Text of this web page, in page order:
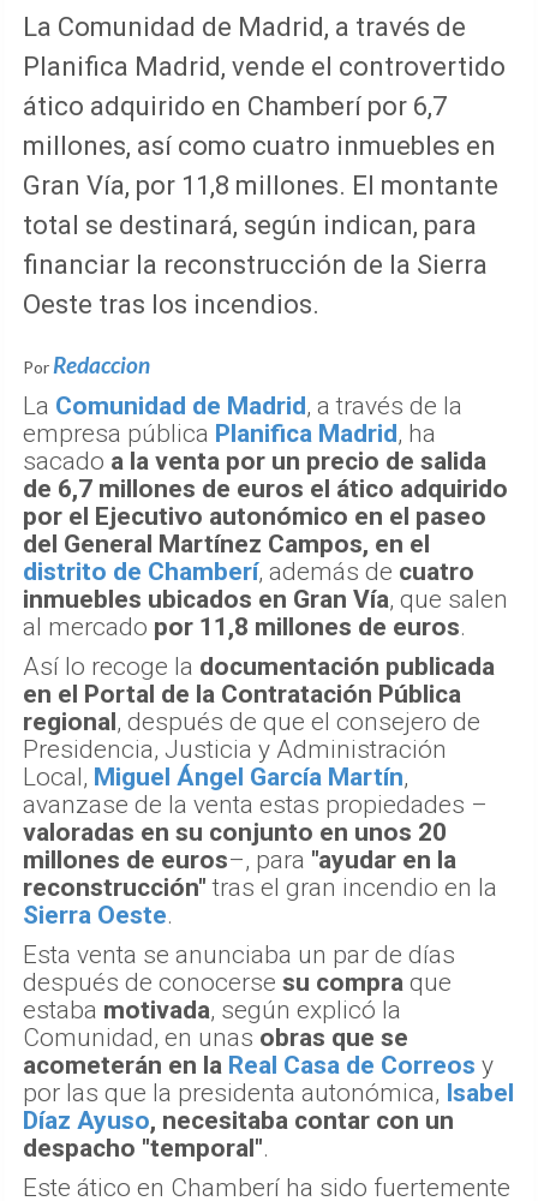
La Comunidad de Madrid, a través de
Planifica Madrid, vende el controvertido
ático adquirido en Chamberí por 6,7
millones, así como cuatro inmuebles en
Gran Vía, por 11,8 millones. El montante
total se destinará, según indican, para
financiar la reconstrucción de la Sierra
Por Redaccion
LaComunidad de Madrid, a través de la
empresa públicaPlanifica Madrid, ha
sacadoa la venta por un precio de salida
de 6,7 millones de euros el ático adquirido
por el Ejecutivo autonómico en el paseo
del General Martínez Campos, en el
distrito de Chamberí , además de cuatro
inmuebles ubicados en Gran Vía , que salen
al mercadopor 11,8 millones de euros.
Así lo recoge ladocumentación publicada
en el Portal de la Contratación Pública
regional, después de que el consejero de
Presidencia, Justicia y Administración
Local,Miguel Ángel García Martín,
avanzase de la venta estas propiedades –
valoradas en su conjunto en unos 20
millones de euros–, para"ayudar en la
reconstrucción"
Sierra Oeste
Esta venta se anunciaba un par de días
después de conocersesu compra
estabamotivada, según explicó la
Comunidad, en unasobras que se
acometerán en laReal Casa de Correosy
por las que la presidenta autonómica,Isabel
Díaz Ayuso, necesitaba contar con un
despacho "temporal".